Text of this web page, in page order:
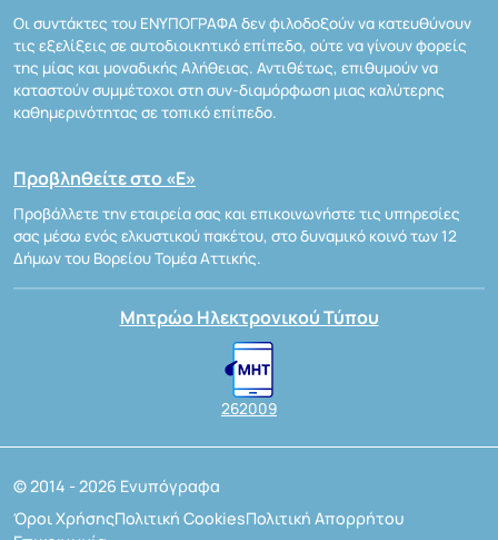
Οι συντάκτες του ΕΝΥΠΟΓΡΑΦΑ δεν φιλοδοξούν να κατευθύνουν
τις εξελίξεις σε αυτοδιοικητικό επίπεδο, ούτε να γίνουν φορείς
της μίας και μοναδικής Αλήθειας. Αντιθέτως, επιθυμούν να
καταστούν συμμέτοχοι στη συν-διαμόρφωση μιας καλύτερης
καθημερινότητας σε τοπικό επίπεδο.
Προβληθείτε στο «Ε»
Προβάλλετε την εταιρεία σας και επικοινωνήστε τις υπηρεσίες
σας μέσω ενός ελκυστικού πακέτου, στο δυναμικό κοινό των 12
Δήμων του Βορείου Τομέα Αττικής.
Μητρώο Ηλεκτρονικού Τύπου
262009
© 2014 - 2026 Ενυπόγραφα
Όροι ΧρήσηςΠολιτική CookiesΠολιτική Απορρήτου